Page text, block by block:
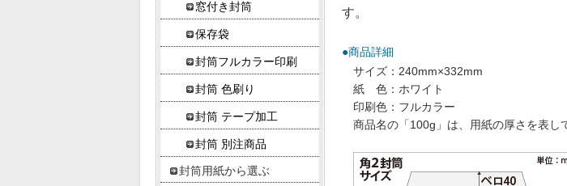
す。
●商品詳細
サイズ：240mm×332mm
紙 色：ホワイト
印刷色：フルカラー
商品名の「100g」は、用紙の厚さを表し
窓付き封筒
保存袋
封筒フルカラー印刷
封筒 色刷り
封筒 テープ加工
封筒 別注商品
封筒用紙から選ぶ